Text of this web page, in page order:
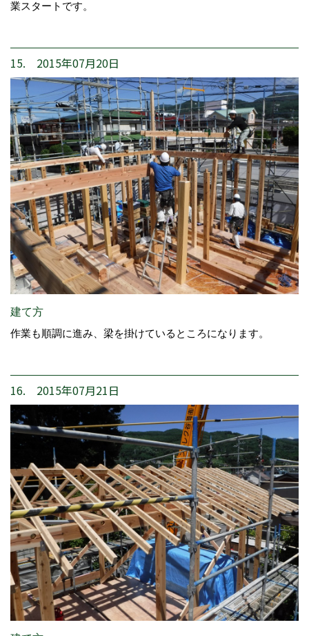
業スタートです。
15. 2015年07月20日
建て方
作業も順調に進み、梁を掛けているところになります。
16. 2015年07月21日